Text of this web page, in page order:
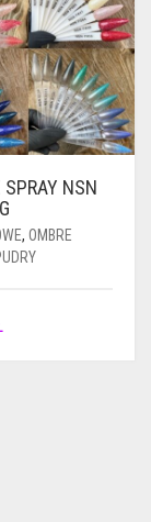
SPRAY NSN
, OMBRE